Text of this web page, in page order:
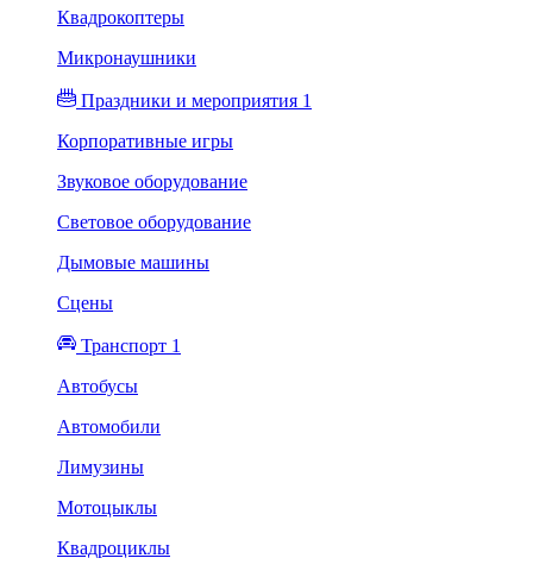
Квадрокоптеры
Микронаушники
Праздники и мероприятия 1
Корпоративные игры
Звуковое оборудование
Световое оборудование
Дымовые машины
Сцены
Транспорт 1
Автобусы
Автомобили
Лимузины
Мотоцыклы
Квадроциклы